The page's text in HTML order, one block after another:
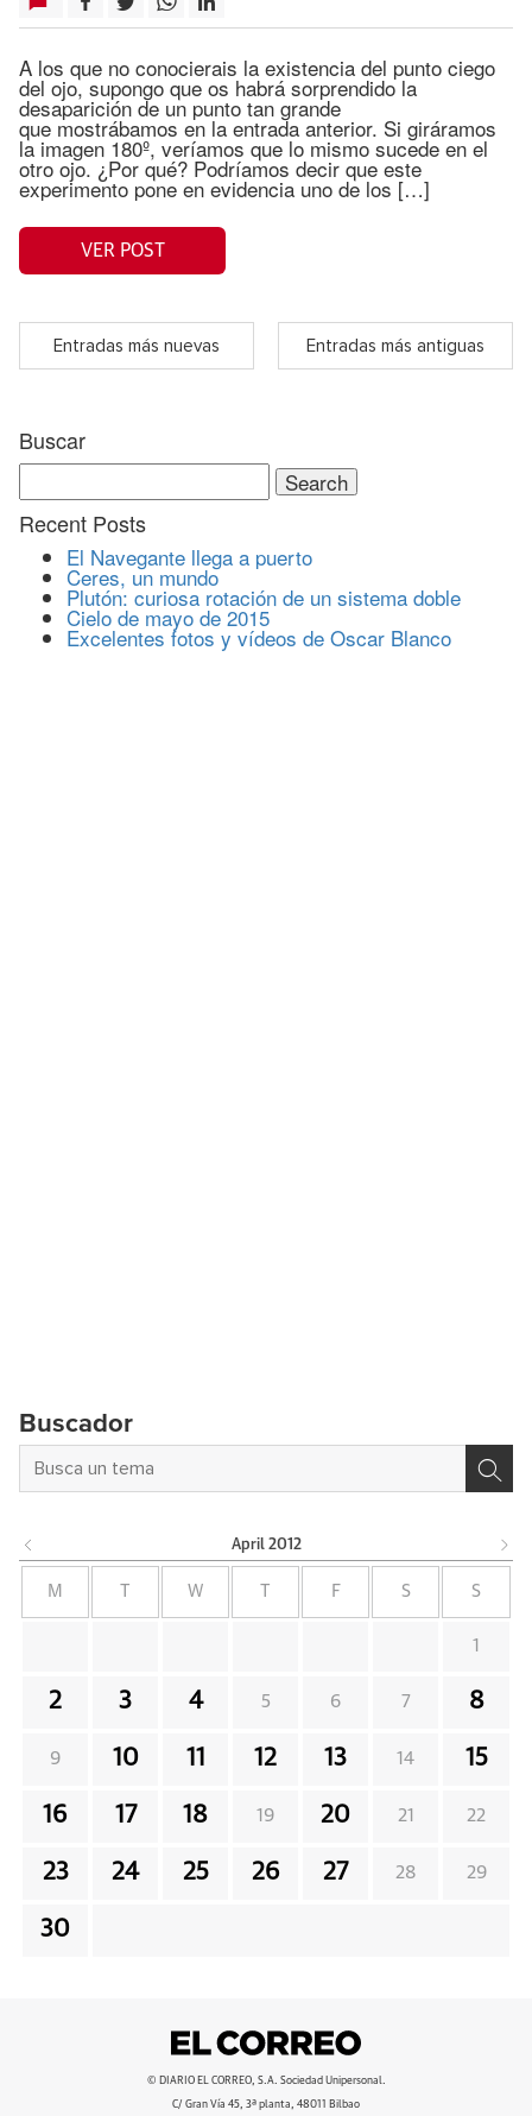
A los que no conocierais la existencia del punto ciego
del ojo, supongo que os habrá sorprendido la
desaparición de un punto tan grande
que mostrábamos en la entrada anterior. Si giráramos
la imagen 180º, veríamos que lo mismo sucede en el
otro ojo. ¿Por qué? Podríamos decir que este
experimento pone en evidencia uno de los […]
VER POST
Entradas más nuevas Entradas más antiguas
Buscar
Search
for:
Recent Posts
El Navegante llega a puerto
Ceres, un mundo
Plutón: curiosa rotación de un sistema doble
Cielo de mayo de 2015
Excelentes fotos y vídeos de Oscar Blanco
Buscador
April 2012
M W F S S
1
2 3 4 5 6 7 8
9 10 11 12 13 14 15
16 17 18 19 20 21 22
23 24 25 26 27 28 29
30
© DIARIO EL CORREO, S.A. Sociedad Unipersonal.
C/ Gran Vía 45, 3ª planta, 48011 Bilbao